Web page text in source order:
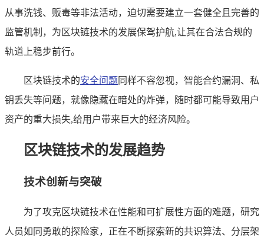
从事洗钱、贩毒等非法活动，迫切需要建立一套健全且完善的
监管机制，为区块链技术的发展保驾护航,让其在合法合规的
轨道上稳步前行。
区块链技术的安全问题 同样不容忽视，智能合约漏洞、私
钥丢失等问题，就像隐藏在暗处的炸弹，随时都可能导致用户
资产的重大损失,给用户带来巨大的经济风险。
区块链技术的发展趋势
技术创新与突破
为了攻克区块链技术在性能和可扩展性方面的难题，研究
人员如同勇敢的探险家，正在不断探索新的共识算法、分层架